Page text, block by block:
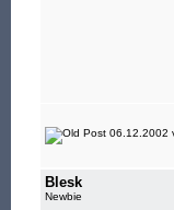
06.12.2002
Blesk
Newbie